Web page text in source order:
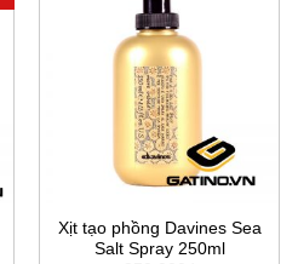
Xịt tạo phồng Davines Sea
Salt Spray 250ml